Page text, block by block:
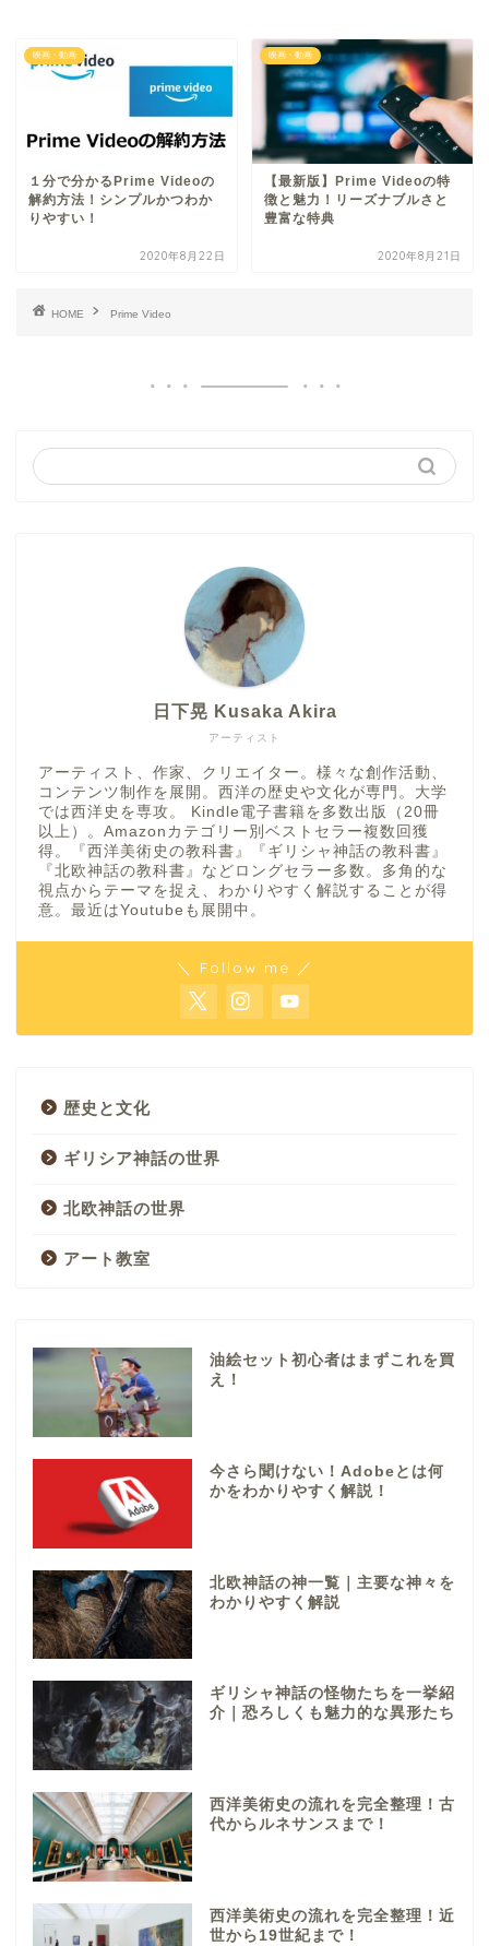
映画・動画
１分で分かるPrime Videoの
解約方法！シンプルかつわか
りやすい！
2020年8月22日
映画・動画
【最新版】Prime Videoの特
徴と魅力！リーズナブルさと
豊富な特典
2020年8月21日
HOME Prime Video
アーティスト
日下晃 Kusaka Akira
アーティスト、作家、クリエイター。様々な創作活動、
コンテンツ制作を展開。西洋の歴史や文化が専門。大学
では西洋史を専攻。 Kindle電子書籍を多数出版（20冊
以上）。Amazonカテゴリー別ベストセラー複数回獲
得。『西洋美術史の教科書』『ギリシャ神話の教科書』
『北欧神話の教科書』などロングセラー多数。多角的な
視点からテーマを捉え、わかりやすく解説することが得
意。最近はYoutubeも展開中。
＼ Follow me ／
歴史と文化
ギリシア神話の世界
北欧神話の世界
アート教室
油絵セット初心者はまずこれを買
え！
今さら聞けない！Adobeとは何
かをわかりやすく解説！
北欧神話の神一覧｜主要な神々を
わかりやすく解説
ギリシャ神話の怪物たちを一挙紹
介｜恐ろしくも魅力的な異形たち
西洋美術史の流れを完全整理！古
代からルネサンスまで！
西洋美術史の流れを完全整理！近
世から19世紀まで！